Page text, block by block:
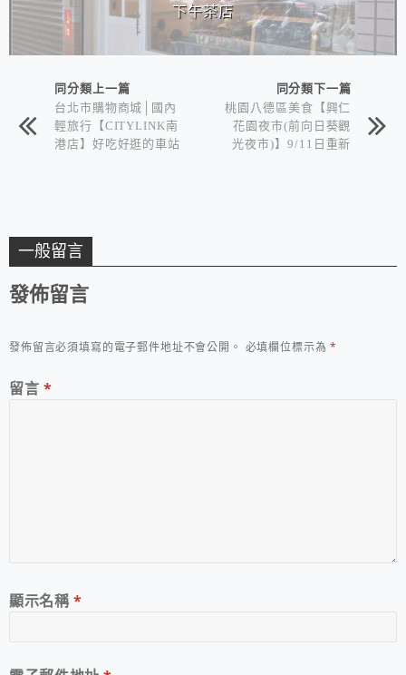
下午茶店
同分類上一篇
台北市購物商城│國內
輕旅行【CITYLINK南
港店】好吃好逛的車站
同分類下一篇
桃園八德區美食【興仁
花園夜市(前向日葵觀
光夜市)】9/11日重新
一般留言
發佈留言
發佈留言必須填寫的電子郵件地址不會公開。 必填欄位標示為*
留言 *
顯示名稱*